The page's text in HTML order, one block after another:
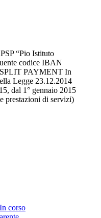
“Pio Istituto
codice IBAN
PAYMENT In
Legge 23.12.2014
dal 1° gennaio 2015
prestazioni di servizi)
corso